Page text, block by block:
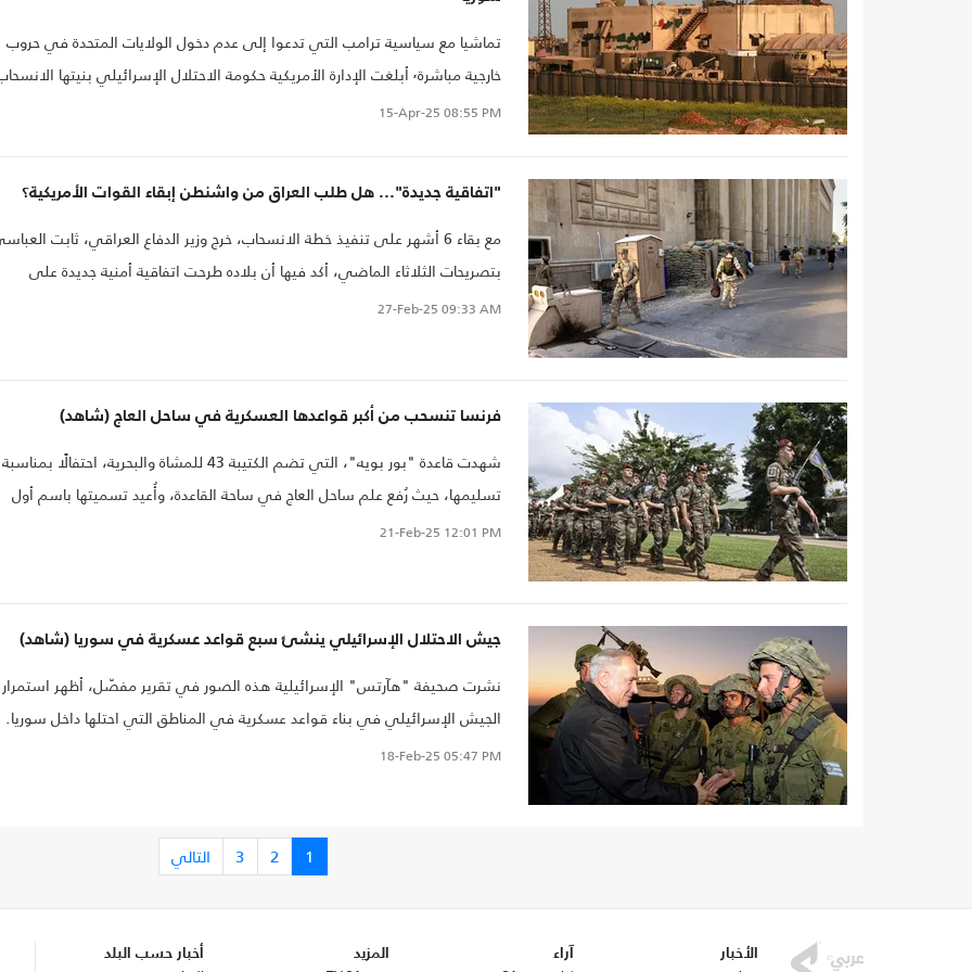
تماشيا مع سياسية ترامب التي تدعوا إلى عدم دخول الولايات المتحدة في حروب
خارجية مباشرة٬ أبلغت الإدارة الأمريكية حكومة الاحتلال الإسرائيلي بنيتها
من سوريا في غضون شهرين.
15-Apr-25 08:55 PM
"اتفاقية جديدة"... هل طلب العراق من واشنطن إبقاء القوات الأمريكية؟
مع بقاء 6 أشهر على تنفيذ خطة الانسحاب، خرج وزير الدفاع العراقي، ثابت
بتصريحات الثلاثاء الماضي، أكد فيها أن بلاده طرحت اتفاقية أمنية جديدة على
الولايات المتحدة الأمريكية "تنص على شراكة أمنية مستدامة وتعاون استخباري"،
27-Feb-25 09:33 AM
فرنسا تنسحب من أكبر قواعدها العسكرية في ساحل العاج (شاهد)
شهدت قاعدة "بور بويه"، التي تضم الكتيبة 43 للمشاة والبحرية، احتفالًا بمناسبة
تسليمها، حيث رُفع علم ساحل العاج في ساحة القاعدة، وأُعيد تسميتها باسم أول
رئيس أركان للجيش في ساحل العاج، توما داكين وتارا.
21-Feb-25 12:01 PM
جيش الاحتلال الإسرائيلي ينشئ سبع قواعد عسكرية في سوريا (شاهد)
نشرت صحيفة "هآرتس" الإسرائيلية هذه الصور في تقرير مفصّل، أظهر استمرار
الجيش الإسرائيلي في بناء قواعد عسكرية في المناطق التي احتلها داخل سوريا.
18-Feb-25 05:47 PM
1
2
3 التالي
الأخبار آراء المزيد أخبار حسب البلد